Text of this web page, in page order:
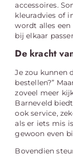
accessoires.
kleuradvies of
wordt alles een
bij elkaar
De kracht
Je zou kunnen
bestellen?”
zoveel meer
Barneveld
ook service,
als er iets mis
gewoon even
Bovendien